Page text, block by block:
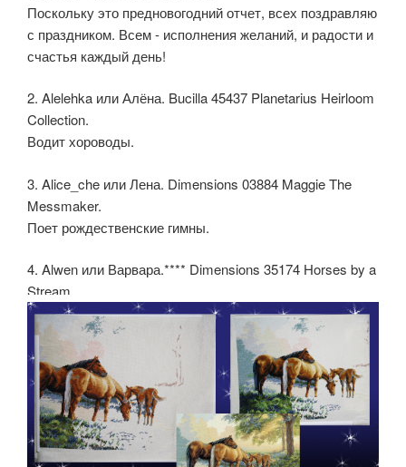
Поскольку это предновогодний отчет, всех поздравляю
с праздником. Всем - исполнения желаний, и радости и
счастья каждый день!
2. Alelehka или Алёна. Bucilla 45437 Planetarius Heirloom
Collection.
Водит хороводы.
3. Alice_che или Лена. Dimensions 03884 Maggie The
Messmaker.
Поет рождественские гимны.
4. Alwen или Варвара.**** Dimensions 35174 Horses by a
Stream.